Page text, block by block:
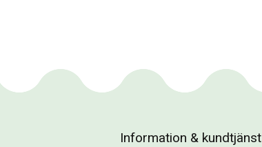
Information & kundtjänst